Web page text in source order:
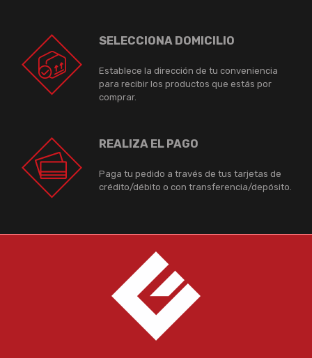
SELECCIONA DOMICILIO
Establece la dirección de tu conveniencia
para recibir los productos que estás por
comprar.
REALIZA EL PAGO
Paga tu pedido a través de tus tarjetas de
crédito/débito o con transferencia/depósito.